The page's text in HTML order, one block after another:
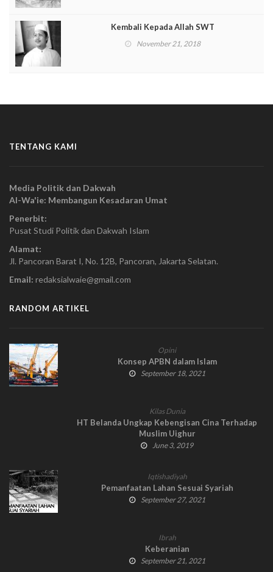
Kembali Kepada Allah SWT
November 21, 2018
TENTANG KAMI
Media Politik dan Dakwah
Al-Wa'ie: Membangun Kesadaran Umat
Penerbit:
Pusat Studi Politik dan Dakwah Islam
Alamat:
Jl. Pancoran Barat I, No. 12B, Pancoran, Jakarta Selatan.
Email: redaksialwaie@gmail.com
RANDOM ARTIKEL
Opini
Konsep APBN dalam Islam
September 18, 2021
Kilas Dunia
HT Belanda Ungkap Kebengisan Cina Terhadap
Muslim Uighur
June 3, 2019
Iqtishadiyah
Pemanfaatan Lahan Sesuai Syariah
September 27, 2021
Ibrah
Keberanian
September 21, 2021